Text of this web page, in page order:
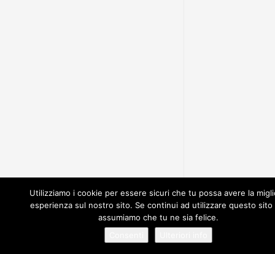
Utilizziamo i cookie per essere sicuri che tu possa avere la
esperienza sul nostro sito. Se continui ad utilizzare questo sito
assumiamo che tu ne sia felice.